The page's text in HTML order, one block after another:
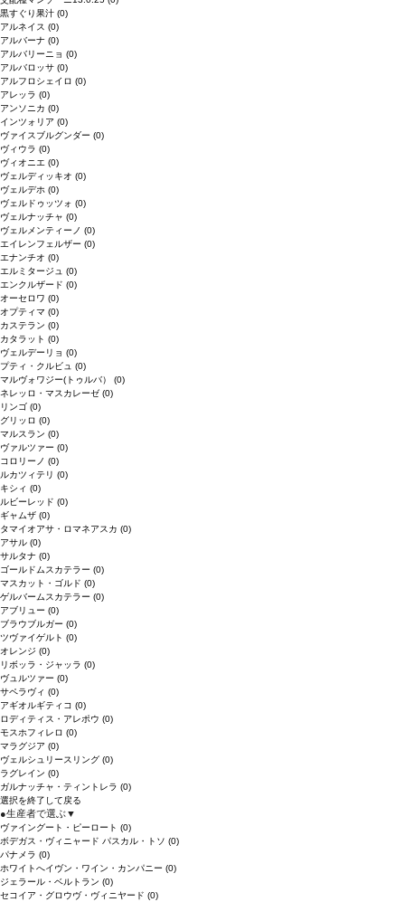
黒すぐり果汁 (0)
アルネイス (0)
アルバーナ (0)
アルバリーニョ (0)
アルバロッサ (0)
アルフロシェイロ (0)
アレッラ (0)
アンソニカ (0)
インツォリア (0)
ヴァイスブルグンダー (0)
ヴィウラ (0)
ヴィオニエ (0)
ヴェルディッキオ (0)
ヴェルデホ (0)
ヴェルドゥッツォ (0)
ヴェルナッチャ (0)
ヴェルメンティーノ (0)
エイレンフェルザー (0)
エナンチオ (0)
エルミタージュ (0)
エンクルザード (0)
オーセロワ (0)
オプティマ (0)
カステラン (0)
カタラット (0)
ヴェルデーリョ (0)
プティ・クルビュ (0)
マルヴォワジー(トゥルバ） (0)
ネレッロ・マスカレーゼ (0)
リンゴ (0)
グリッロ (0)
マルスラン (0)
ヴァルツァー (0)
コロリーノ (0)
ルカツィテリ (0)
キシィ (0)
ルビーレッド (0)
ギャムザ (0)
タマイオアサ・ロマネアスカ (0)
アサル (0)
サルタナ (0)
ゴールドムスカテラー (0)
マスカット・ゴルド (0)
ゲルバームスカテラー (0)
アブリュー (0)
ブラウブルガー (0)
ツヴァイゲルト (0)
オレンジ (0)
リボッラ・ジャッラ (0)
ヴュルツァー (0)
サペラヴィ (0)
アギオルギティコ (0)
ロディティス・アレポウ (0)
モスホフィレロ (0)
マラグジア (0)
ヴェルシュリースリング (0)
ラグレイン (0)
ガルナッチャ・ティントレラ (0)
選択を終了して戻る
●生産者で選ぶ▼
ヴァイングート・ピーロート (0)
ボデガス・ヴィニャード パスカル・トソ (0)
パナメラ (0)
ホワイトへイヴン・ワイン・カンパニー (0)
ジェラール・ベルトラン (0)
セコイア・グロウヴ・ヴィニヤード (0)